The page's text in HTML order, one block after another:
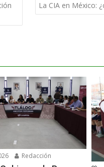
La CIA en México:
Redacción